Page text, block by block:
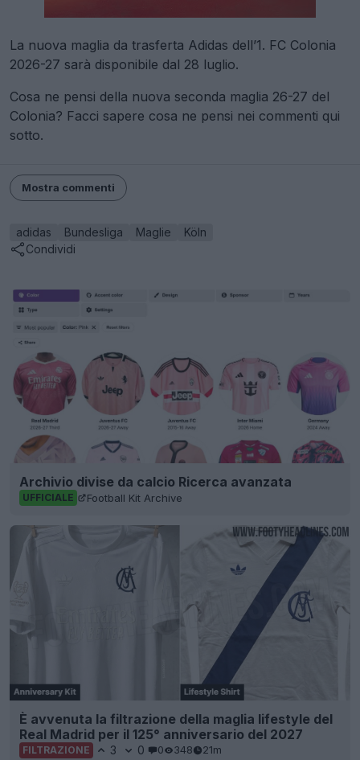
La nuova maglia da trasferta Adidas dell’1. FC Colonia
2026-27 sarà disponibile dal 28 luglio.
Cosa ne pensi della nuova seconda maglia 26-27 del
Colonia? Facci sapere cosa ne pensi nei commenti qui
sotto.
Mostra commenti
adidas Bundesliga Maglie
Köln
Condividi
Archivio divise da calcio Ricerca avanzata
UFFICIALE Football Kit Archive
È avvenuta la filtrazione della maglia lifestyle del
Real Madrid per il 125° anniversario del 2027
FILTRAZIONE 3 0 0 348 21m